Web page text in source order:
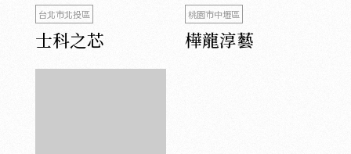
台北市北投區
士科之芯
桃園市中壢區
樺龍淳藝